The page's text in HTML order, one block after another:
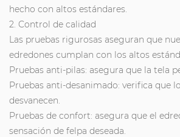
hecho con altos estándares.
2. Control de calidad
Las pruebas rigurosas aseguran que
edredones cumplan con los altos
Pruebas anti-pilas: asegura que la tela
Pruebas anti-desanimado: verifica que
desvanecen.
Pruebas de confort: asegura que el
sensación de felpa deseada.